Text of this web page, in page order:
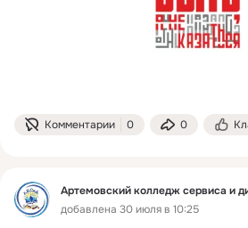
Комментарии 0 0
Артемовский колледж сервиса и
добавлена 30 июля в 10:25